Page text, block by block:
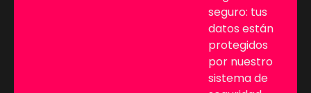
seguro: tus
datos están
protegidos
por nuestro
sistema de